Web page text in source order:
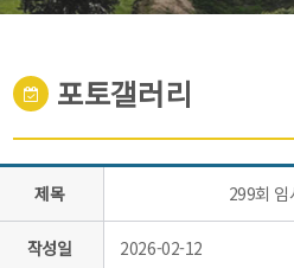
포토갤러리
제목 299회 임
작성일 2026-02-12